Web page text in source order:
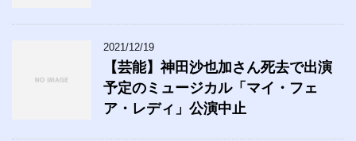
2021/12/19
【芸能】神田沙也加さん死去で出演
予定のミュージカル「マイ・フェ
ア・レディ」公演中止